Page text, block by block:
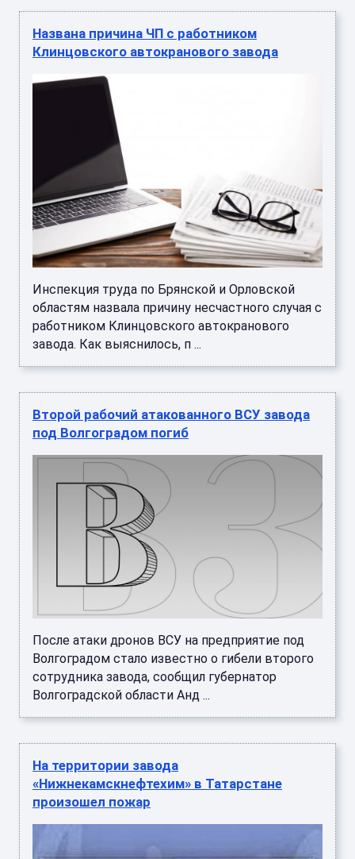
Названа причина ЧП с работником
Клинцовского автокранового завода
Инспекция труда по Брянской и Орловской
областям назвала причину несчастного случая с
работником Клинцовского автокранового
завода. Как выяснилось, п ...
Второй рабочий атакованного ВСУ завода
под Волгоградом погиб
После атаки дронов ВСУ на предприятие под
Волгоградом стало известно о гибели второго
сотрудника завода, сообщил губернатор
Волгоградской области Анд ...
На территории завода
«Нижнекамскнефтехим» в Татарстане
произошел пожар